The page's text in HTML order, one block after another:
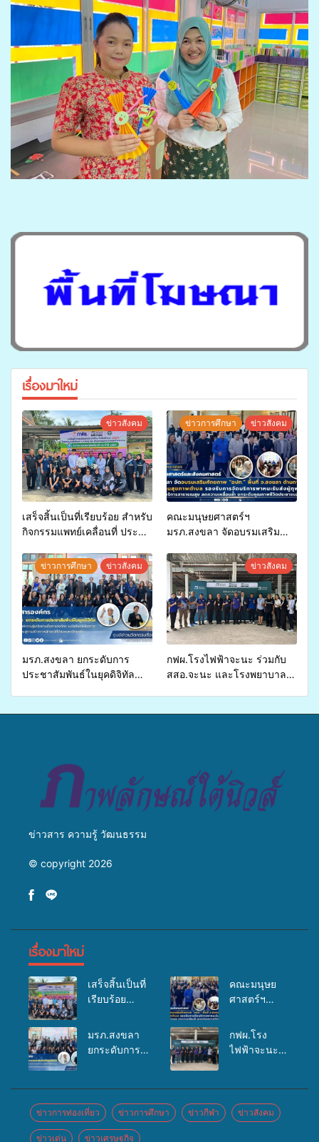
เรื่องมาใหม่
ข่าวสังคม
เสร็จสิ้นเป็นที่เรียบร้อย สำหรับ
กิจกรรมแพทย์เคลื่อนที่ ประจำ
สุขภาพแก่ประชาชนในพื้นที่
อำเภอจะนะ
ข่าวการศึกษา ข่าวสังคม
คณะมนุษยศาสตร์ฯ
มรภ.สงขลา จัดอบรมเสริม
จ่ายงบกองทุนสุขภาพตำบล
รองรับการจัดบริการพาหนะรับ
ส่งผู้ทุพพลภาพเพื่อเข้ารับ
บริการสาธารณสุข ลดความ
เหลื่อมล้ำ ยกระดับคุณภาพ
ชีวิตประชาชนอย่างยั่งยืน
ข่าวการศึกษา ข่าวสังคม
มรภ.สงขลา ยกระดับการ
ประชาสัมพันธ์ในยุคดิจิทัล
ข่าวสังคม
กฟผ.โรงไฟฟ้าจะนะ ร่วมกับ
สสอ.จะนะ และโรงพยาบาล
ข่าวสาร ความรู้ วัฒนธรรม
© copyright 2026
เรื่องมาใหม่
เสร็จสิ้นเป็นที่
เรียบร้อย
เคลื่อนที่
บริการด้าน
สุขภาพแก่
ประชาชนใน
พื้นที่อำเภอ
คณะมนุษย
ศาสตร์ฯ
จัดอบรมเสริม
ศักยภาพ
กองทุน
สุขภาพตำบล
รองรับการจัด
มรภ.สงขลา
ยกระดับการ
องค์ความรู้
เครือข่าย
กฟผ.โรง
ไฟฟ้าจะนะ
พยาบาลศิคริ
นทร์ หาดใหญ่
ข่าวการท่องเที่ยว ข่าวการศึกษา ข่าวกีฬา ข่าวสังคม
ข่าวเด่น ข่าวเศรษฐกิจ